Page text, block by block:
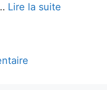
Lire la suite